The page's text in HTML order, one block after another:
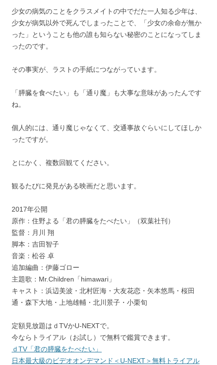
少女の病気のことをクラスメイトの中でだた一人知る少年は、
少女が病気以外で死んでしまったことで、「少女の余命が無か
った」ということも他の誰も知らない秘密のことになってしま
ったのです。
その事実が、ラストの手紙につながっています。
「膵臓を食べたい」も「通り魔」も大事な意味があったんです
ね。
個人的には、通り魔じゃなくて、交通事故ぐらいにしてほしか
ったですが。
とにかく、複数回観てください。
観るたびに発見がある映画だと思います。
2017年公開
原作：住野よる「君の膵臓をたべたい」（双葉社刊）
監督：月川 翔
脚本：吉田智子
音楽：松谷 卓
追加編曲：伊藤ゴロー
主題歌：Mr.Children「himawari」
キャスト：浜辺美波・北村匠海・大友花恋・矢本悠馬・桜田
通・森下大地・上地雄輔・北川景子・小栗旬
定額見放題はｄTVかU-NEXTで。
今ならトライアル（お試し）で無料で鑑賞できます。
ｄTV「君の膵臓をたべたい」
日本最大級のビデオオンデマンド＜U-NEXT＞無料トライアル